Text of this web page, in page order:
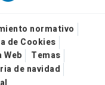
normativo
de Cookies
Web
Temas
de navidad